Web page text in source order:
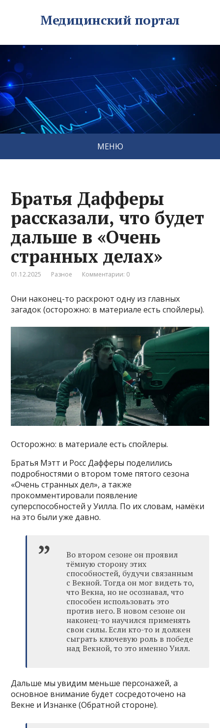
Медицинский портал
МЕНЮ
Братья Дафферы
рассказали, что будет
дальше в «Очень
странных делах»
01.12.2025 Разное Комментарии: 0
Они наконец-то раскроют одну из главных
загадок (осторожно: в материале есть спойлеры).
Осторожно: в материале есть спойлеры.
Братья Мэтт и Росс Дафферы поделились
подробностями о втором томе пятого сезона
«Очень странных дел», а также
прокомментировали появление
суперспособностей у Уилла. По их словам, намёки
на это были уже давно.
Во втором сезоне он проявил
тёмную сторону этих
способностей, будучи связанным
с Векной. Тогда он мог видеть то,
что Векна, но не осознавал, что
способен использовать это
против него. В новом сезоне он
наконец-то научился применять
свои силы. Если кто-то и должен
сыграть ключевую роль в победе
над Векной, то это именно Уилл.
Дальше мы увидим меньше персонажей, а
основное внимание будет сосредоточено на
Векне и Изнанке (Обратной стороне).